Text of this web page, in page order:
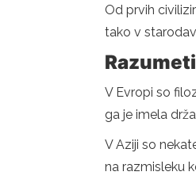
Od prvih
tako v
V Evropi so
ga je imela
V Aziji so
na razmisleku